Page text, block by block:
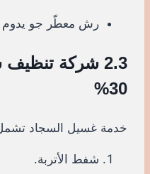
رش معطّر جو يدوم
2.3 شركة
30%
خدمة غسيل السجاد
شفط الأتربة.